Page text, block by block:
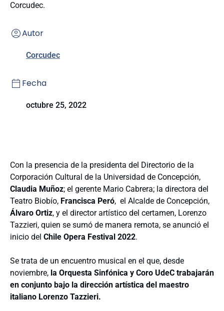
Corcudec.
Autor
Corcudec
Fecha
octubre 25, 2022
Con la presencia de la presidenta del Directorio de la
Corporación Cultural de la Universidad de Concepción,
Claudia Muñoz; el gerente Mario Cabrera; la directora del
Teatro Biobío, Francisca Peró, el Alcalde de Concepción,
Álvaro Ortiz, y el director artístico del certamen, Lorenzo
Tazzieri, quien se sumó de manera remota, se anunció el
inicio del Chile Opera Festival 2022.
Se trata de un encuentro musical en el que, desde
noviembre, la Orquesta Sinfónica y Coro UdeC trabajarán
en conjunto bajo la dirección artística del maestro
italiano Lorenzo Tazzieri.